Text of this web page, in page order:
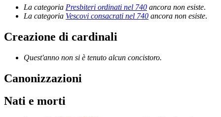
La categoria Presbiteri ordinati nel 740 ancora non esiste.
La categoria Vescovi consacrati nel 740 ancora non esiste.
Creazione di cardinali
Quest'anno non si è tenuto alcun concistoro.
Canonizzazioni
Nati e morti